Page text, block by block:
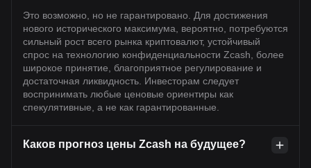
Это возможно, но не гарантировано. Для достижения
нового исторического максимума, вероятно, потребуются
сильный рост всего рынка криптовалют, устойчивый
спрос на технологию конфиденциальности Zcash, более
широкое принятие, благоприятное регулирование и
достаточная ликвидность. Инвесторам следует
воспринимать любые ценовые ориентиры как
спекулятивные, а не как гарантированные.
Каков прогноз цены Zcash на будущее?